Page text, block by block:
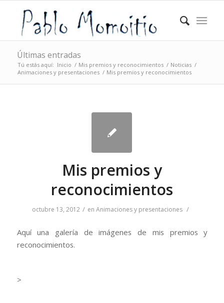
Últimas entradas
Tú estás aquí: Inicio / Mis premios y reconocimientos / Noticias /
Animaciones y presentaciones / Mis premios y reconocimientos
Mis premios y
reconocimientos
octubre 13, 2012 / enAnimaciones y presentaciones /
Aquí una galería de imágenes de mis premios y
reconocimientos.
>